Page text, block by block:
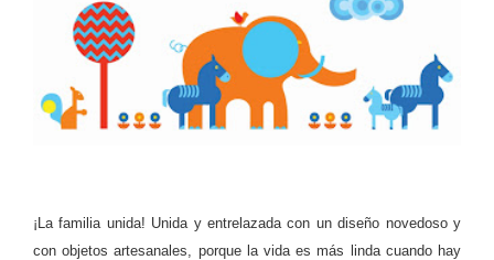
¡La familia unida! Unida y entrelazada con un diseño novedoso y
con objetos artesanales, porque la vida es más linda cuando hay